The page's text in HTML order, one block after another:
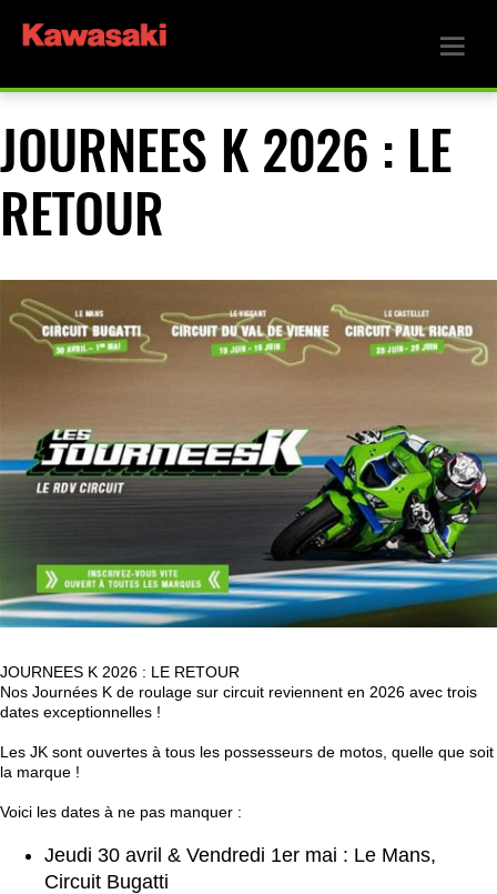
JOURNEES K 2026 : LE
RETOUR
JOURNEES K 2026 : LE RETOUR
Nos Journées K de roulage sur circuit reviennent en 2026 avec trois
dates exceptionnelles !
Les JK sont ouvertes à tous les possesseurs de motos, quelle que soit
la marque !
Voici les dates à ne pas manquer :
Jeudi 30 avril & Vendredi 1er mai : Le Mans,
Circuit Bugatti